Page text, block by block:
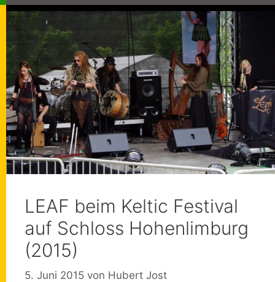
LEAF beim Keltic Festival
auf Schloss Hohenlimburg
(2015)
5. Juni 2015 von Hubert Jost